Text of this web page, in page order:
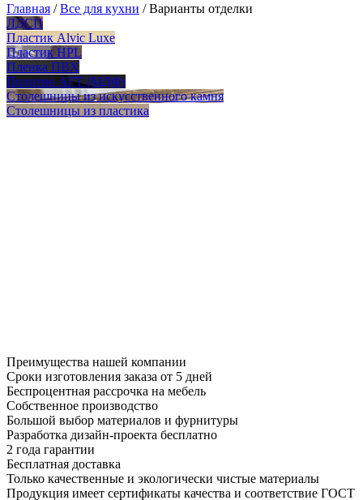
Главная /Все для кухни /Варианты отделки
ЛДСП
Пластик Alvic Luxe
Пластик HPL
Пленка ПВХ
Полотно АГТ (МДФ)
Столешницы из искусственного камня
Столешницы из пластика
Преимущества нашей компании
Сроки изготовления заказа от 5 дней
Беспроцентная рассрочка на мебель
Собственное производство
Большой выбор материалов и фурнитуры
Разработка дизайн-проекта бесплатно
2 года гарантии
Бесплатная доставка
Только качественные и экологически чистые материалы
Продукция имеет сертификаты качества и соответствие ГОСТ